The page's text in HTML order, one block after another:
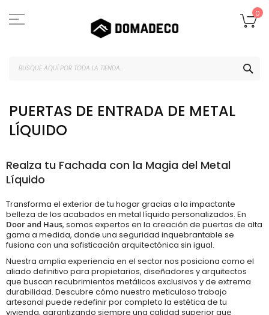
al
contenido
0
PUERTAS DE ENTRADA DE METAL
LÍQUIDO
Realza tu Fachada con la Magia del Metal
Líquido
Transforma el exterior de tu hogar gracias a la impactante
belleza de los acabados en metal líquido personalizados. En
Door and Haus, somos expertos en la creación de puertas de alta
gama a medida, donde una seguridad inquebrantable se
fusiona con una sofisticación arquitectónica sin igual.
Nuestra amplia experiencia en el sector nos posiciona como el
aliado definitivo para propietarios, diseñadores y arquitectos
que buscan recubrimientos metálicos exclusivos y de extrema
durabilidad. Descubre cómo nuestro meticuloso trabajo
artesanal puede redefinir por completo la estética de tu
vivienda, garantizando siempre una calidad superior que